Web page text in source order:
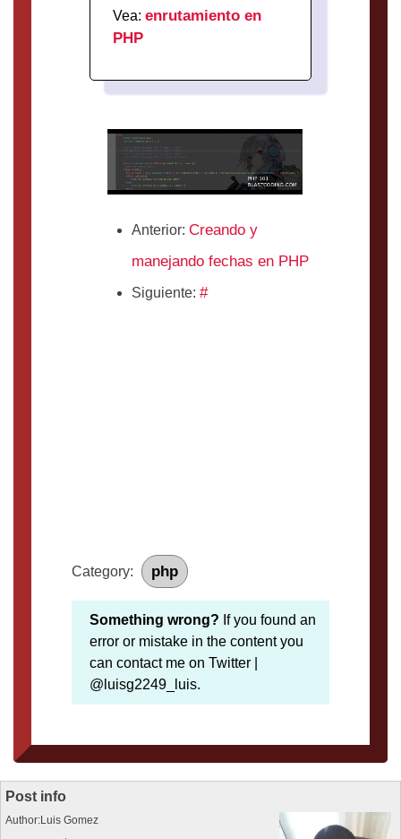
Vea: enrutamiento en
PHP
Anterior: Creando y
manejando fechas en PHP
Siguiente: #
Category: php
Something wrong? If you found an
error or mistake in the content you
can contact me on Twitter |
@luisg2249_luis.
Post info
Author:Luis Gomez